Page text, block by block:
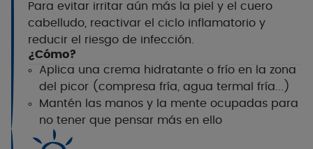
Para evitar irritar aún más la piel y el cuero
cabelludo, reactivar el ciclo inflamatorio y
reducir el riesgo de infección.
¿Cómo?
Aplica una crema hidratante o frío en la zona
del picor (compresa fría, agua termal fría...)
Mantén las manos y la mente ocupadas para
no tener que pensar más en ello